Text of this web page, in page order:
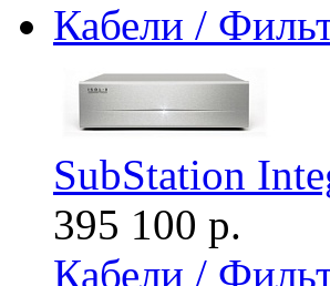
Кабели /
SubStation
395 100 р.
Кабели /